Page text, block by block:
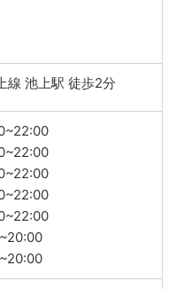
線 池上駅 徒歩2分